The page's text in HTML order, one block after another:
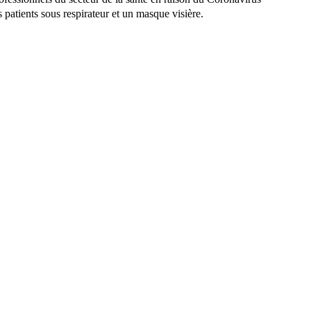
sous respirateur et un masque visière.